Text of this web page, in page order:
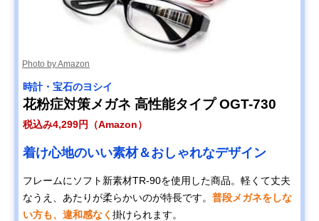
Photo by Amazon
時計・宝石のヨシイ
花粉症対策メガネ 高性能タイプ OGT-730
税込み4,299円（Amazon）
着け心地のいい素材＆おしゃれなデザイン
フレームにソフト新素材TR-90を使用した商品。軽くて丈夫
なうえ、あたりが柔らかいのが特長です。 普段メガネをしな
い方も、違和感なく 掛けられます。